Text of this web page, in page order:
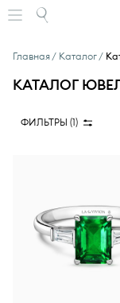
Главная Каталог
КАТАЛОГ
ФИЛЬТРЫ (1)